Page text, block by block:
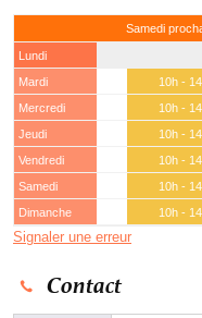
Samedi
Lundi
Mardi
10h -
Mercredi
10h -
Jeudi
10h -
Vendredi
10h -
Samedi
10h -
Dimanche
10h -
Signaler une erreur
Contact